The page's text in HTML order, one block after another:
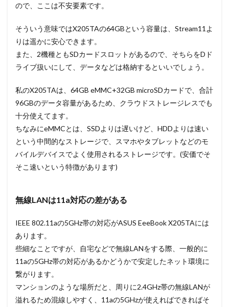
ので、ここは不安要素です。
そういう意味ではX205TAの64GBという容量は、Stream11よ
りは遥かに安心できます。
また、2機種ともSDカードスロットがあるので、そちらをDド
ライブ扱いにして、データなどは格納するといいでしょう。
私のX205TAは、64GB eMMC+32GB microSDカードで、合計
96GBのデータ容量があるため、クラウドストレージレスでも
十分使えてます。
ちなみにeMMCとは、SSDよりは遅いけど、HDDよりは速い
という中間的なストレージで、スマホやタブレットなどのモ
バイルデバイスでよく使用されるストレージです。(安価でそ
そこ速いという特徴があります)
無線LANは11a対応の差がある
IEEE 802.11aの5GHz帯の対応がASUS EeeBook X205TAには
あります。
些細なことですが、自宅などで無線LANをする際、一般的に
11aの5GHz帯の対応があるかどうかで安定したネット環境に
繋がります。
マンションのような場所だと、周りに2.4GHz帯の無線LANが
溢れるため混線しやすく、11aの5GHzが使えればできればそ